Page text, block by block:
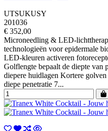
UTSUKUSY
201036
€ 352,00
Microneedling & LED-
technologieën voor epidermale
LED-kleuren activeren
Golflengte bepaalt de diepte van
diepere huidlagen Kortere
diepe penetratie 7...